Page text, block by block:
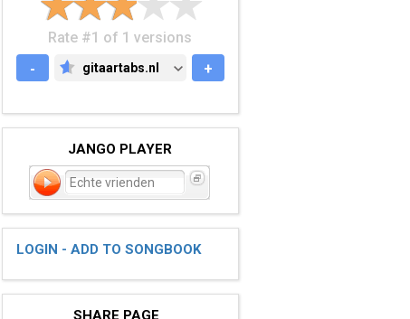
Rate #1 of 1 versions
-
GITAARTABS.NL
gitaartabs.nl +
JANGO PLAYER
Echte vrienden
LOGIN - ADD TO SONGBOOK
SHARE PAGE